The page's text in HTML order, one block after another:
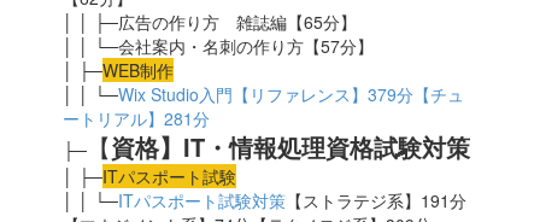
│ │ ├─広告の作り方 雑誌編【65分】
│ │ └─会社案内・名刺の作り方【57分】
│ ├─WEB制作
│ │ └─Wix Studio入門【リファレンス】379分【チュ
ートリアル】281分
├─ 【資格】IT・情報処理資格試験対策
│ ├─ITパスポート試験
│ │ └─ITパスポート試験対策 【ストラテジ系】191分